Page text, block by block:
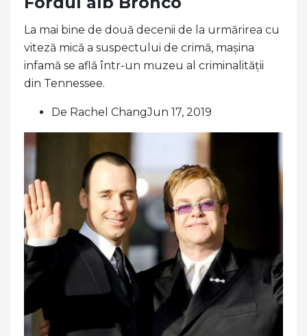
La mai bine de două decenii de la urmărirea cu
viteză mică a suspectului de crimă, mașina
infamă se află într-un muzeu al criminalității
din Tennessee.
De Rachel ChangJun 17, 2019